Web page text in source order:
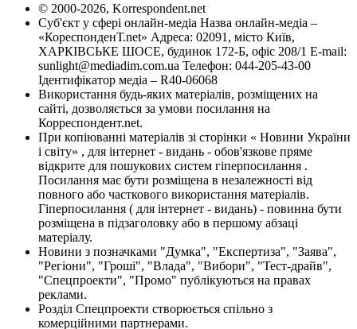
© 2000-2026, Korrespondent.net
Суб'єкт у сфері онлайн-медіа Назва онлайн-медіа –
«КореспонденТ.net» Адреса: 02091, місто Київ,
ХАРКІВСЬКЕ ШОСЕ, будинок 172-Б, офіс 208/1 E-mail:
sunlight@mediadim.com.ua Телефон: 044-205-43-00
Ідентифікатор медіа – R40-06068
Використання будь-яких матеріалів, розміщених на
сайті, дозволяється за умови посилання на
Корреспондент.net.
При копіюванні матеріалів зі сторінки « Новини України
і світу» , для інтернет - видань - обов'язкове пряме
відкрите для пошукових систем гіперпосилання .
Посилання має бути розміщена в незалежності від
повного або часткового використання матеріалів.
Гіперпосилання ( для інтернет - видань) - повинна бути
розміщена в підзаголовку або в першому абзаці
матеріалу.
Новини з позначками "Думка", "Експертиза", "Заява",
"Регіони", "Гроші", "Влада", "Вибори", "Тест-драйв",
"Спецпроекти", "Промо" публікуються на правах
реклами.
Розділ Спецпроекти створюється спільно з
комерційними партнерами.